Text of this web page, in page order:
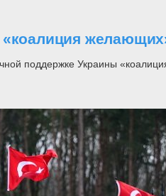
поддержке Украины